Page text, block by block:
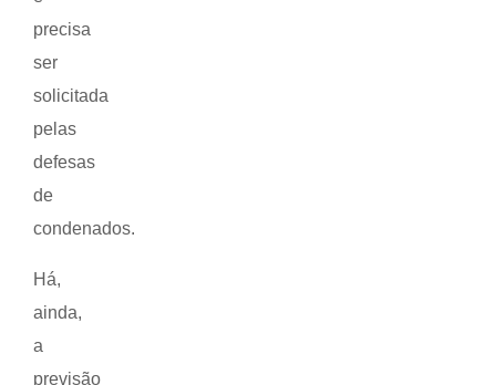
precisa
ser
solicitada
pelas
defesas
de
condenados.
Há,
ainda,
a
previsão